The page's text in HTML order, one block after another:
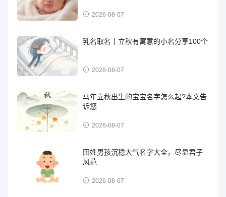
2026-08-07
乳名取名丨立秋有寓意的小名分享100个
2026-08-07
马年立秋出生的宝宝名字怎么起?本文告
诉您
2026-08-07
田姓男孩沉稳大气名字大全，尽显君子
风范
2026-08-07